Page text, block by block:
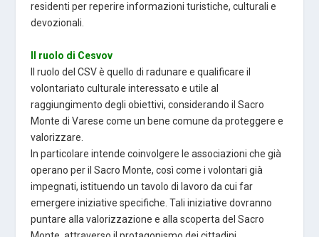
residenti per reperire informazioni turistiche, culturali e
devozionali.
Il ruolo di Cesvov
Il ruolo del CSV è quello di radunare e qualificare il
volontariato culturale interessato e utile al
raggiungimento degli obiettivi, considerando il Sacro
Monte di Varese come un bene comune da proteggere e
valorizzare.
In particolare intende coinvolgere le associazioni che già
operano per il Sacro Monte, così come i volontari già
impegnati, istituendo un tavolo di lavoro da cui far
emergere iniziative specifiche. Tali iniziative dovranno
puntare alla valorizzazione e alla scoperta del Sacro